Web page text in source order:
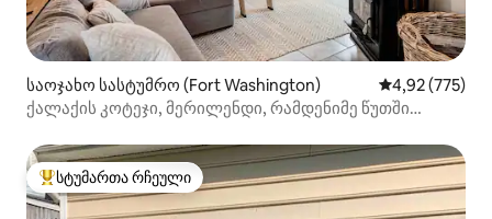
საოჯახო სასტუმრო (Fort Washington) საშუალო
4,92 (775)
ქალაქის კოტეჯი, მერილენდი, რამდენიმე წუთში
სტუმართა რჩეული მოწინავე ვარიანტი
სტუმართა რჩეული